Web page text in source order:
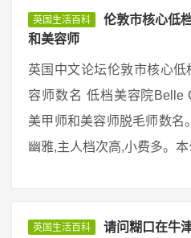
英国生活百科
伦敦市核心低
和美容师
英国中文论坛伦敦市核心
容师数名 低档美容院Belle
美甲师和美容师脱毛师数名
幽雅,主人档次高,小费多。
英国生活百科 请问糊口在牛